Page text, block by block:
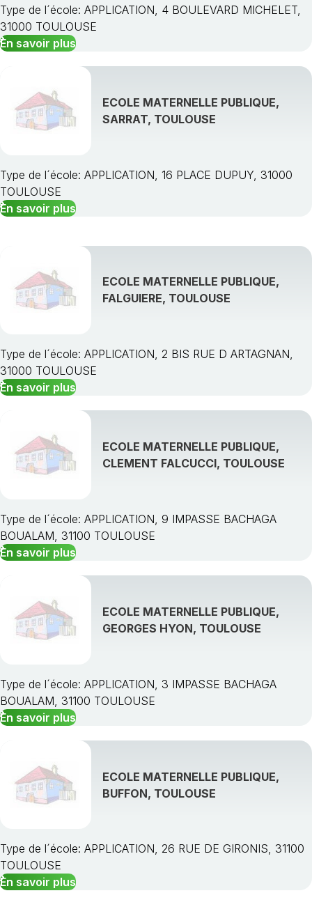
Type de l´école: APPLICATION, 4 BOULEVARD MICHELET,
31000 TOULOUSE
En savoir plus
ECOLE MATERNELLE PUBLIQUE,
SARRAT, TOULOUSE
Type de l´école: APPLICATION, 16 PLACE DUPUY, 31000
TOULOUSE
En savoir plus
ECOLE MATERNELLE PUBLIQUE,
FALGUIERE, TOULOUSE
Type de l´école: APPLICATION, 2 BIS RUE D ARTAGNAN,
31000 TOULOUSE
En savoir plus
ECOLE MATERNELLE PUBLIQUE,
CLEMENT FALCUCCI, TOULOUSE
Type de l´école: APPLICATION, 9 IMPASSE BACHAGA
BOUALAM, 31100 TOULOUSE
En savoir plus
ECOLE MATERNELLE PUBLIQUE,
GEORGES HYON, TOULOUSE
Type de l´école: APPLICATION, 3 IMPASSE BACHAGA
BOUALAM, 31100 TOULOUSE
En savoir plus
ECOLE MATERNELLE PUBLIQUE,
BUFFON, TOULOUSE
Type de l´école: APPLICATION, 26 RUE DE GIRONIS, 31100
TOULOUSE
En savoir plus